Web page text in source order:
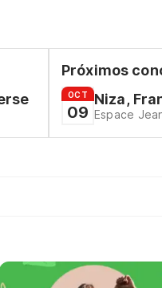
Próximos
OCT
09
Niza,
Espace